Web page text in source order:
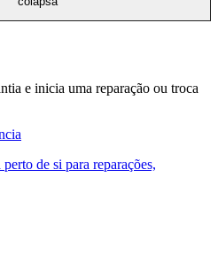
e inicia uma reparação ou troca
de si para reparações,